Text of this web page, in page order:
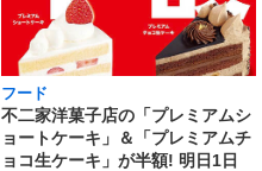
フード
不二家洋菓子店の「プレミアムシ
ョートケーキ」＆「プレミアムチ
ョコ生ケーキ」が半額! 明日1日